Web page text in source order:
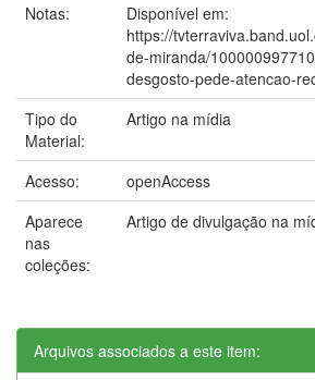
Notas:
Disponível em:
https://
de-miranda/
desgosto-pede-atencao-
Tipo do
Material:
Artigo na mídia
Acesso:
openAccess
Aparece
nas
coleções:
Artigo de divulgação na
Arquivos associados a este item: